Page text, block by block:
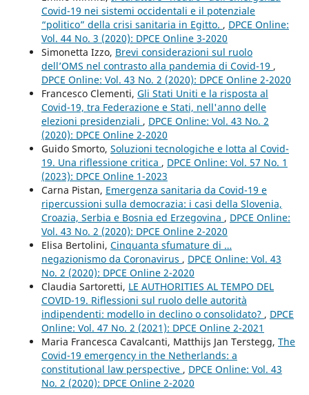
Covid-19 nei sistemi occidentali e il potenziale
“politico” della crisi sanitaria in Egitto. , DPCE Online:
Vol. 44 No. 3 (2020): DPCE Online 3-2020
Simonetta Izzo, Brevi considerazioni sul ruolo
dell’OMS nel contrasto alla pandemia di Covid-19 ,
DPCE Online: Vol. 43 No. 2 (2020): DPCE Online 2-2020
Francesco Clementi, Gli Stati Uniti e la risposta al
Covid-19, tra Federazione e Stati, nell'anno delle
elezioni presidenziali , DPCE Online: Vol. 43 No. 2
(2020): DPCE Online 2-2020
Guido Smorto, Soluzioni tecnologiche e lotta al Covid-
19. Una riflessione critica , DPCE Online: Vol. 57 No. 1
(2023): DPCE Online 1-2023
Carna Pistan, Emergenza sanitaria da Covid-19 e
ripercussioni sulla democrazia: i casi della Slovenia,
Croazia, Serbia e Bosnia ed Erzegovina , DPCE Online:
Vol. 43 No. 2 (2020): DPCE Online 2-2020
Elisa Bertolini, Cinquanta sfumature di …
negazionismo da Coronavirus , DPCE Online: Vol. 43
No. 2 (2020): DPCE Online 2-2020
Claudia Sartoretti, LE AUTHORITIES AL TEMPO DEL
COVID-19. Riflessioni sul ruolo delle autorità
indipendenti: modello in declino o consolidato? , DPCE
Online: Vol. 47 No. 2 (2021): DPCE Online 2-2021
Maria Francesca Cavalcanti, Matthijs Jan Terstegg, The
Covid-19 emergency in the Netherlands: a
constitutional law perspective , DPCE Online: Vol. 43
No. 2 (2020): DPCE Online 2-2020